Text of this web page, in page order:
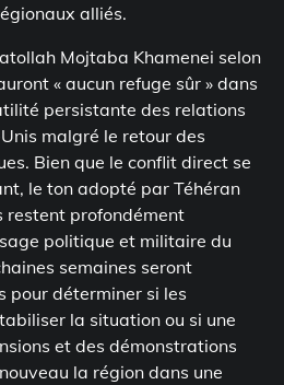
alliés.
Mojtaba Khamenei selon
« aucun refuge sûr » dans
persistante des relations
malgré le retour des
Bien que le conflit direct se
le ton adopté par Téhéran
restent profondément
politique et militaire du
semaines seront
pour déterminer si les
la situation ou si une
et des démonstrations
la région dans une